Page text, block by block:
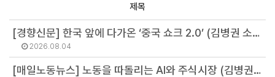
제목
[경향신문] 한국 앞에 다가온 ‘중국 쇼크 2.0’ (김병권 소장)
2026.08.04
[매일노동뉴스] 노동을 따돌리는 AI와 주식시장 (김병권 소장)